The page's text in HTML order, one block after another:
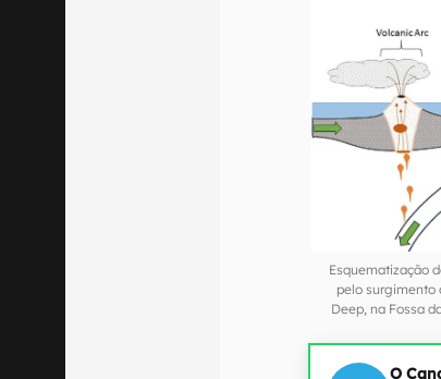
Esquematização
pelo surgimento
Deep, na Fossa
O